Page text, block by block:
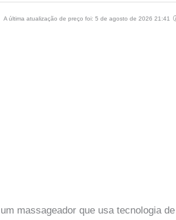
A última atualização de preço foi: 5 de agosto de 2026 21:41
massageador que usa tecnologia de